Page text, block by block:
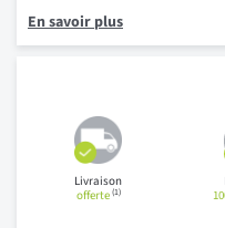
En savoir plus
Livraison
offerte(1)